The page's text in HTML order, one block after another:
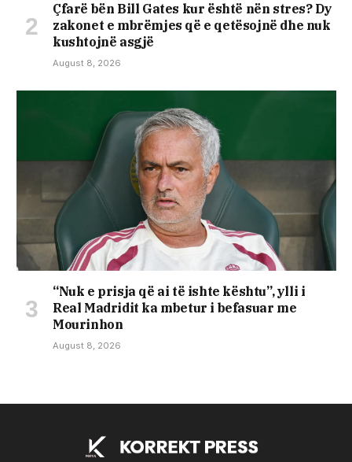
Çfarë bën Bill Gates kur është nën stres? Dy
zakonet e mbrëmjes që e qetësojnë dhe nuk
kushtojnë asgjë
August 8, 2026
“Nuk e prisja që ai të ishte kështu”, ylli i
Real Madridit ka mbetur i befasuar me
Mourinhon
August 8, 2026